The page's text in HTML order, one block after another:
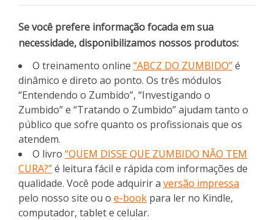
Se você prefere informação focada em sua
necessidade, disponibilizamos nossos produtos:
O treinamento online “ABCZ DO ZUMBIDO”é
dinâmico e direto ao ponto. Os três módulos
“Entendendo o Zumbido”, “Investigando o
Zumbido” e “Tratando o Zumbido” ajudam tanto o
público que sofre quanto os profissionais que os
atendem.
O livro “QUEM DISSE QUE ZUMBIDO NÃO TEM
CURA?”é leitura fácil e rápida com informações de
qualidade. Você pode adquirir a versão impressa
pelo nosso site ou o e-book para ler no Kindle,
computador, tablet e celular.